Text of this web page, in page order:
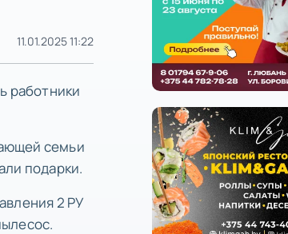
11.01.2025 11:22
работники
семьи
подарки.
2 РУ